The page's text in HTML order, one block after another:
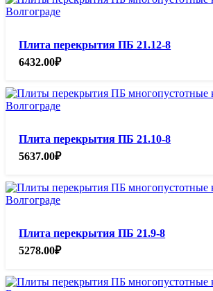
Плита перекрытия ПБ 21.12-8
6432.00₽
Плита перекрытия ПБ 21.10-8
5637.00₽
Плита перекрытия ПБ 21.9-8
5278.00₽